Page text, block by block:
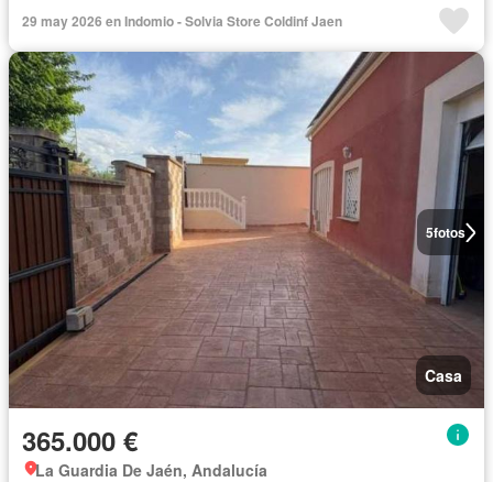
29 may 2026 en Indomio - Solvia Store Coldinf Jaen
5fotos
Casa
365.000 €
La Guardia De Jaén, Andalucía